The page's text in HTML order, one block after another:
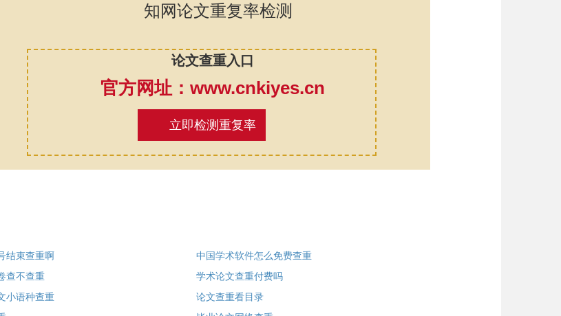
知网论文重复率检测
论文查重入口
官方网址：www.cnkiyes.cn
立即检测重复率
结束查重啊
查不查重
小语种查重
中国学术软件怎么免费查重
学术论文查重付费吗
论文查重看目录